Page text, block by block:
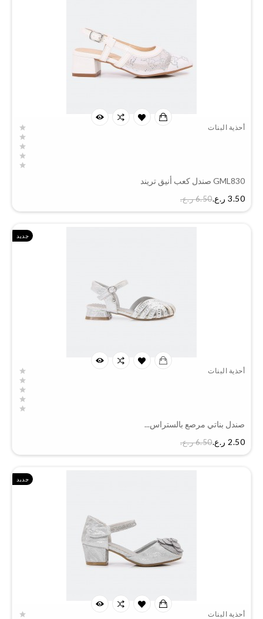
أحذية البنات
GML830 صندل كعب أنيق تريند
3.50 ر.ع.‏
6.50 ر.ع.‏
جديد
أحذية البنات
صندل بناتي مرصع بالستراس...
2.50 ر.ع.‏
6.50 ر.ع.‏
جديد
أحذية البنات